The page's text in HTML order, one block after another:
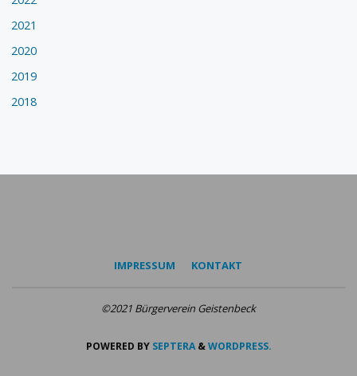
2021
2020
2019
2018
IMPRESSUM KONTAKT
©2021 Bürgerverein Geistenbeck
POWERED BYSEPTERA&WORDPRESS.